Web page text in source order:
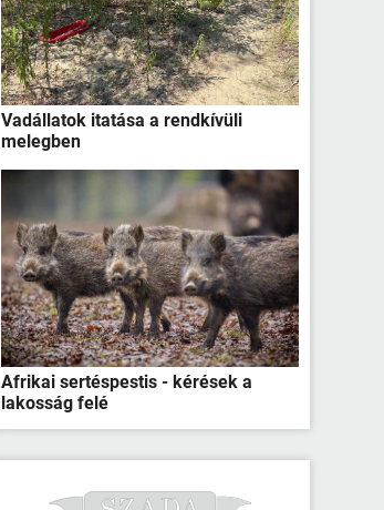
Vadállatok itatása a rendkívüli
melegben
Afrikai sertéspestis - kérések a
lakosság felé